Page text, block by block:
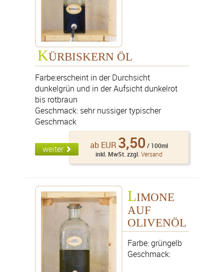
KÜRBISKERN ÖL
Farbe:erscheint in der Durchsicht
dunkelgrün und in der Aufsicht dunkelrot
bis rotbraun
Geschmack: sehr nussiger typischer
Geschmack
ab EUR 3,50 / 100ml
inkl. MwSt. zzgl. Versand
weiter
LIMONE
AUF
OLIVENÖL
Farbe: grüngelb
Geschmack: